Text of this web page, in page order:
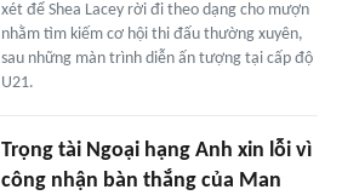
xét để Shea Lacey rời đi theo dạng cho mượn
nhằm tìm kiếm cơ hội thi đấu thường xuyên,
sau những màn trình diễn ấn tượng tại cấp độ
U21.
Trọng tài Ngoại hạng Anh xin lỗi vì
công nhận bàn thắng của Man